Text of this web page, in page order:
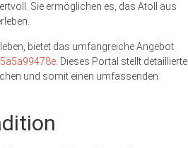
Sie ermöglichen es, das Atoll aus
bietet das umfangreiche Angebot
. Dieses Portal stellt detaillierte
und somit einen umfassenden